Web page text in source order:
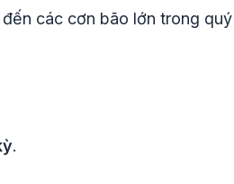
các cơn bão lớn trong
.